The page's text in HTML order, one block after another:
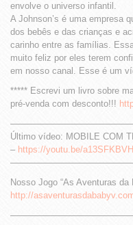
envolve o universo infantil.
A Johnson’s é uma empresa
dos bebês e das crianças e
carinho entre as famílias.
muito feliz por eles terem
em nosso canal. Esse é um
***** Escrevi um livro sobre
pré-venda com desconto!!!
Último vídeo: MOBILE COM
– https://youtu.be/
Nosso Jogo “As Aventuras da
http://